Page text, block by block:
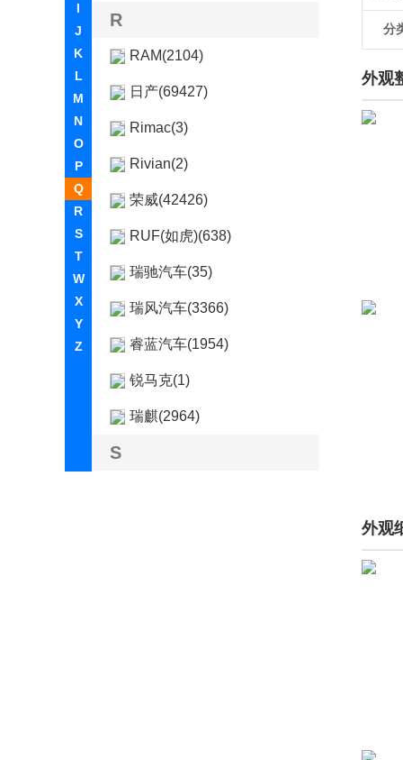
I
J
K
L
M
N
O
P
Q
R
S
T
W
X
Y
Z
R
RAM(2104)
日产(69427)
Rimac(3)
Rivian(2)
荣威(42426)
RUF(如虎)(638)
瑞驰汽车(35)
瑞风汽车(3366)
睿蓝汽车(1954)
锐马克(1)
瑞麒(2964)
S
分
外观
外观